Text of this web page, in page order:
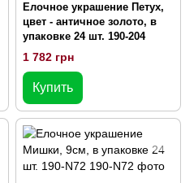
Елочное украшение Петух,
цвет - античное золото, в
упаковке 24 шт. 190-204
1 782 грн
Купить